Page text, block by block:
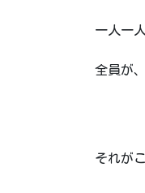
一人一
全員が
それが